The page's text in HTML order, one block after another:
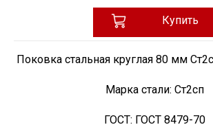
Купить
Поковка стальная круглая 80 мм
Марка стали: Ст2сп
ГОСТ: ГОСТ 8479-70